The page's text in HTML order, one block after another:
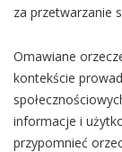
za przetwarzanie
Omawiane
kontekście
informacje i
przypomnieć